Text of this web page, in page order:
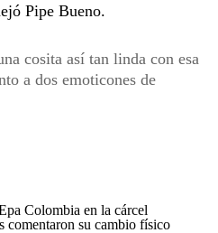
Pipe Bueno.
cosita así tan linda con esa
a dos emoticones de
Colombia en la cárcel
comentaron su cambio físico